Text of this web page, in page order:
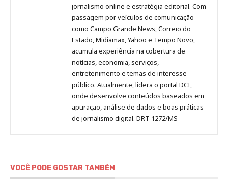
Pinterest
LinkedInInstagram
FacebookMalagolini
jornalismo online e estratégia editorial. Com
passagem por veículos de comunicação
como Campo Grande News, Correio do
Estado, Midiamax, Yahoo e Tempo Novo,
acumula experiência na cobertura de
notícias, economia, serviços,
entretenimento e temas de interesse
público. Atualmente, lidera o portal DCI,
onde desenvolve conteúdos baseados em
apuração, análise de dados e boas práticas
de jornalismo digital. DRT 1272/MS
VOCÊ PODE GOSTAR TAMBÉM